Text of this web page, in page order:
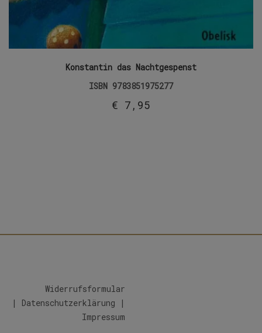
Konstantin das Nachtgespenst
ISBN 9783851975277
€ 7,95
Widerrufsformular
| Datenschutzerklärung |
Impressum